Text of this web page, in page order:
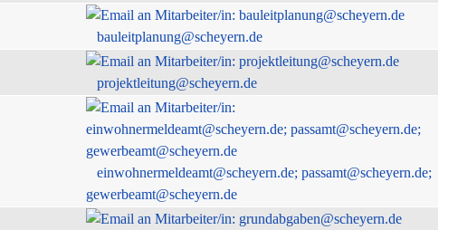
bauleitplanung@scheyern.de
projektleitung@scheyern.de
einwohnermeldeamt@scheyern.de; passamt@scheyern.de;
gewerbeamt@scheyern.de